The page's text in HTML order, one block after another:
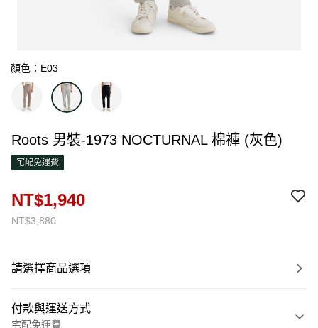
顏色：E03
Roots 男裝-1973 NOCTURNAL 棉褲 (灰色)
宅配免運費
NT$3,880
NT$1,940
請選擇商品選項
付款與運送方式
宅配免運費